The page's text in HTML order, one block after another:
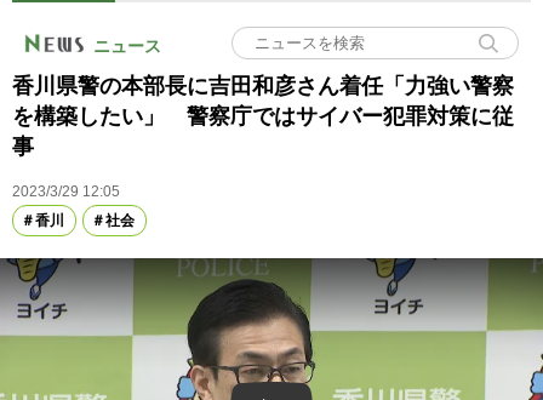
ニュース
香川県警の本部長に吉田和彦さん着任「力強い警察
を構築したい」 警察庁ではサイバー犯罪対策に従
事
2023/3/29 12:05
香川
社会